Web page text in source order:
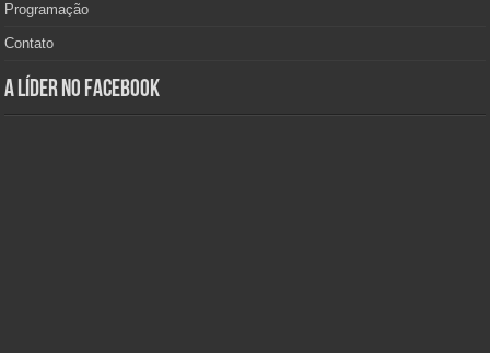
Programação
Contato
A Líder no Facebook